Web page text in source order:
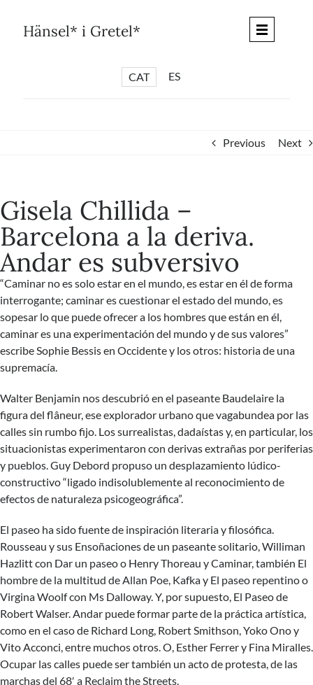
content
Hänsel* i Gretel*
CAT ES
* PISTES LITERÀRIES
* SÈRIE CULTURAL
*DIARI DEL DIA DESPRÉS
*QUIOSC HÄNSEL* i GRETEL*
*UNIVERS HÄNSEL* i GRETEL*
Previous Next
Gisela Chillida –
Barcelona a la deriva.
Andar es subversivo
“Caminar no es solo estar en el mundo, es estar en él de forma
interrogante; caminar es cuestionar el estado del mundo, es
sopesar lo que puede ofrecer a los hombres que están en él,
caminar es una experimentación del mundo y de sus valores”
escribe Sophie Bessis en Occidente y los otros: historia de una
supremacía.
Walter Benjamin nos descubrió en el paseante Baudelaire la
figura del flâneur, ese explorador urbano que vagabundea por las
calles sin rumbo fijo. Los surrealistas, dadaístas y, en particular, los
situacionistas experimentaron con derivas extrañas por periferias
y pueblos. Guy Debord propuso un desplazamiento lúdico-
constructivo “ligado indisolublemente al reconocimiento de
efectos de naturaleza psicogeográfica”.
El paseo ha sido fuente de inspiración literaria y filosófica.
Rousseau y sus Ensoñaciones de un paseante solitario, Williman
Hazlitt con Dar un paseo o Henry Thoreau y Caminar, también El
hombre de la multitud de Allan Poe, Kafka y El paseo repentino o
Virgina Woolf con Ms Dalloway. Y, por supuesto, El Paseo de
Robert Walser. Andar puede formar parte de la práctica artística,
como en el caso de Richard Long, Robert Smithson, Yoko Ono y
Vito Acconci, entre muchos otros. O, Esther Ferrer y Fina Miralles.
Ocupar las calles puede ser también un acto de protesta, de las
marchas del 68′ a Reclaim the Streets.